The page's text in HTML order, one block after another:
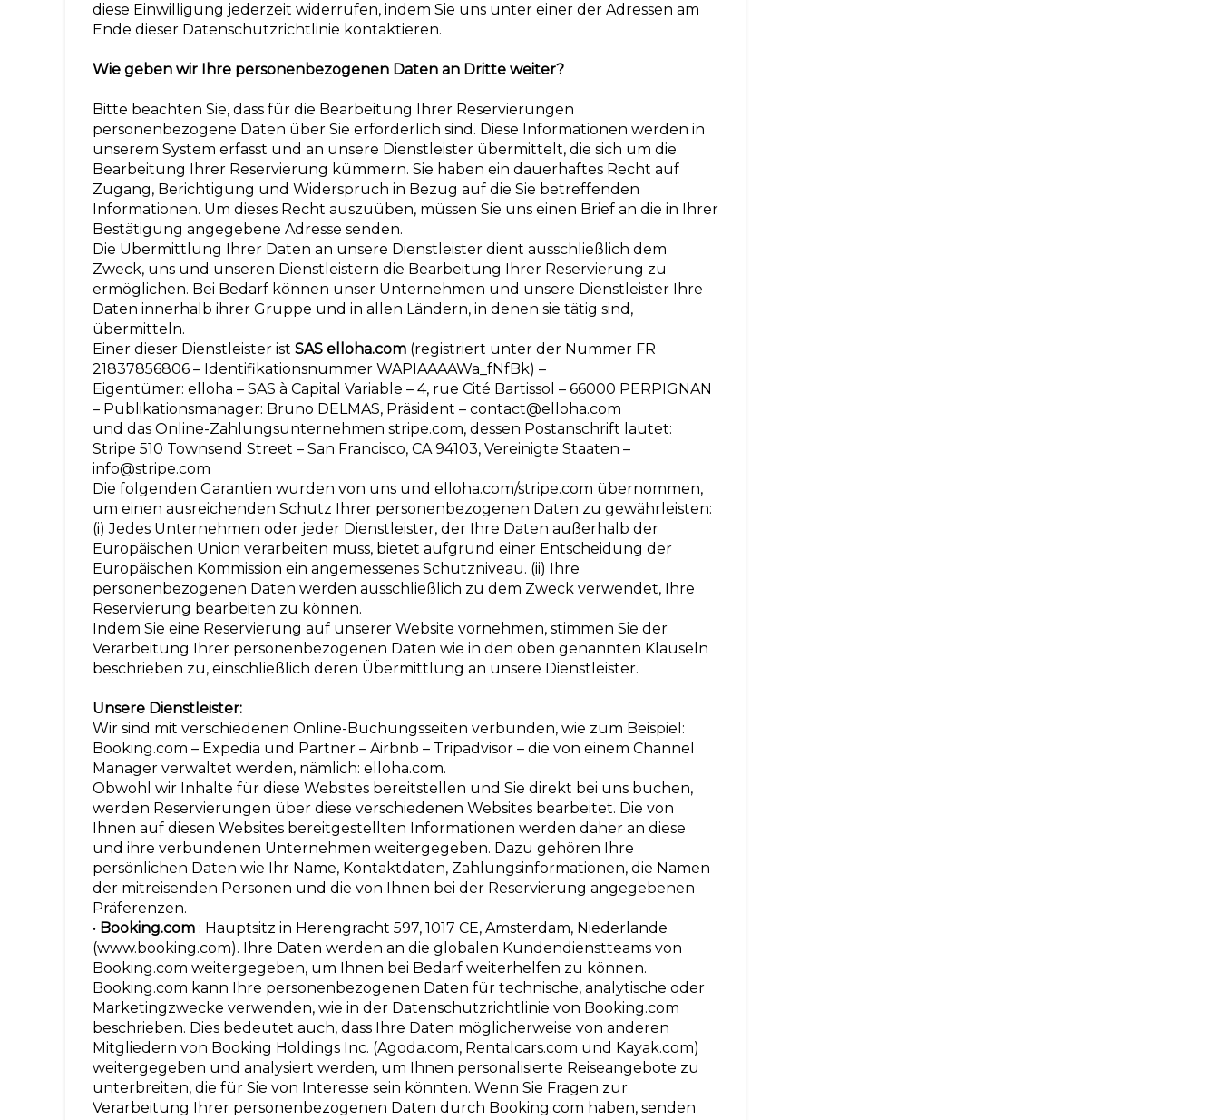
diese Einwilligung jederzeit widerrufen, indem Sie uns unter einer der Adressen am
Ende dieser Datenschutzrichtlinie kontaktieren.
Wie geben wir Ihre personenbezogenen Daten an Dritte weiter?
Bitte beachten Sie, dass für die Bearbeitung Ihrer Reservierungen
personenbezogene Daten über Sie erforderlich sind. Diese Informationen werden in
unserem System erfasst und an unsere Dienstleister übermittelt, die sich um die
Bearbeitung Ihrer Reservierung kümmern. Sie haben ein dauerhaftes Recht auf
Zugang, Berichtigung und Widerspruch in Bezug auf die Sie betreffenden
Informationen. Um dieses Recht auszuüben, müssen Sie uns einen Brief an die in Ihrer
Bestätigung angegebene Adresse senden.
Die Übermittlung Ihrer Daten an unsere Dienstleister dient ausschließlich dem
Zweck, uns und unseren Dienstleistern die Bearbeitung Ihrer Reservierung zu
ermöglichen. Bei Bedarf können unser Unternehmen und unsere Dienstleister Ihre
Daten innerhalb ihrer Gruppe und in allen Ländern, in denen sie tätig sind,
übermitteln.
Einer dieser Dienstleister ist SAS elloha.com (registriert unter der Nummer FR
21837856806 – Identifikationsnummer WAPIAAAAWa_fNfBk) –
Eigentümer: elloha – SAS à Capital Variable – 4, rue Cité Bartissol – 66000 PERPIGNAN
– Publikationsmanager: Bruno DELMAS, Präsident – contact@elloha.com
und das Online-Zahlungsunternehmen stripe.com, dessen Postanschrift lautet:
Stripe 510 Townsend Street – San Francisco, CA 94103, Vereinigte Staaten –
info@stripe.com
Die folgenden Garantien wurden von uns und elloha.com/stripe.com übernommen,
um einen ausreichenden Schutz Ihrer personenbezogenen Daten zu gewährleisten:
(i) Jedes Unternehmen oder jeder Dienstleister, der Ihre Daten außerhalb der
Europäischen Union verarbeiten muss, bietet aufgrund einer Entscheidung der
Europäischen Kommission ein angemessenes Schutzniveau. (ii) Ihre
personenbezogenen Daten werden ausschließlich zu dem Zweck verwendet, Ihre
Reservierung bearbeiten zu können.
Indem Sie eine Reservierung auf unserer Website vornehmen, stimmen Sie der
Verarbeitung Ihrer personenbezogenen Daten wie in den oben genannten Klauseln
beschrieben zu, einschließlich deren Übermittlung an unsere Dienstleister.
Unsere Dienstleister:
Wir sind mit verschiedenen Online-Buchungsseiten verbunden, wie zum Beispiel:
Booking.com – Expedia und Partner – Airbnb – Tripadvisor – die von einem Channel
Manager verwaltet werden, nämlich: elloha.com.
Obwohl wir Inhalte für diese Websites bereitstellen und Sie direkt bei uns buchen,
werden Reservierungen über diese verschiedenen Websites bearbeitet. Die von
Ihnen auf diesen Websites bereitgestellten Informationen werden daher an diese
und ihre verbundenen Unternehmen weitergegeben. Dazu gehören Ihre
persönlichen Daten wie Ihr Name, Kontaktdaten, Zahlungsinformationen, die Namen
der mitreisenden Personen und die von Ihnen bei der Reservierung angegebenen
Präferenzen.
• Booking.com : Hauptsitz in Herengracht 597, 1017 CE, Amsterdam, Niederlande
(www.booking.com). Ihre Daten werden an die globalen Kundendienstteams von
Booking.com weitergegeben, um Ihnen bei Bedarf weiterhelfen zu können.
Booking.com kann Ihre personenbezogenen Daten für technische, analytische oder
Marketingzwecke verwenden, wie in der Datenschutzrichtlinie von Booking.com
beschrieben. Dies bedeutet auch, dass Ihre Daten möglicherweise von anderen
Mitgliedern von Booking Holdings Inc. (Agoda.com, Rentalcars.com und Kayak.com)
weitergegeben und analysiert werden, um Ihnen personalisierte Reiseangebote zu
unterbreiten, die für Sie von Interesse sein könnten. Wenn Sie Fragen zur
Verarbeitung Ihrer personenbezogenen Daten durch Booking.com haben, senden